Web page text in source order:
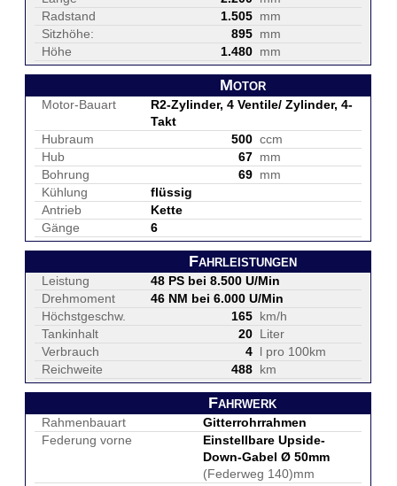
Radstand
1.505 mm
Sitzhöhe:
895 mm
Höhe
1.480 mm
Motor
Motor-Bauart
R2-Zylinder, 4 Ventile/ Zylinder, 4-
Takt
Hubraum
500 ccm
Hub
67 mm
Bohrung
69 mm
Kühlung
flüssig
Antrieb
Kette
Gänge
6
Fahrleistungen
Leistung
48 PS bei 8.500 U/Min
Drehmoment
46 NM bei 6.000 U/Min
Höchstgeschw.
165 km/h
Tankinhalt
20 Liter
Verbrauch
4 l pro 100km
Reichweite
488 km
Fahrwerk
Rahmenbauart
Gitterrohrrahmen
Federung vorne
Einstellbare Upside-
Down-Gabel Ø 50mm
(Federweg 140)mm